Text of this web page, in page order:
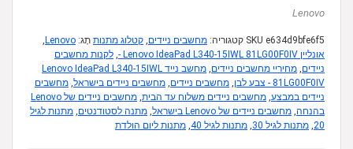
Lenovo
SKU e634d9bfe6f5 קטגוריה: מחשבים ניידים, קטלוג מתנות תָג: Lenovo
,
אונליין Lenovo IdeaPad L340-15IWL 81LG00F0IV -
, לקנות מחשבים
ניידים, מחיריי מחשבים ניידים,
מחשב נייד Lenovo IdeaPad L340-15IWL
81LG00F0IV - צבע לבן
, מחשבים ניידים, מחשבים ניידים בישראל, מחשבים
ניידים במבצע, מחשבים ניידים משלוח עד הבית,
מחשבים ניידים של Lenovo
בהנחה, מחשבים ניידים של Lenovo בישראל , מתנה לסטודנטים, מתנות לגיל
20
, מתנות לגיל 30 , מתנות לגיל 40 , מתנות ליום הולדת